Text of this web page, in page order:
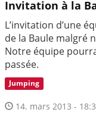
Invitation à la
L’invitation d’une
de la Baule malgré
Notre équipe
passée.
Jumping
14. mars 2013 -